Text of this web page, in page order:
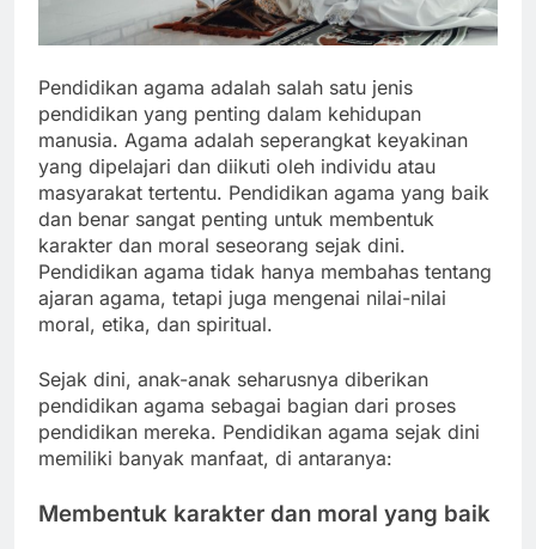
Pendidikan agama adalah salah satu jenis
pendidikan yang penting dalam kehidupan
manusia. Agama adalah seperangkat keyakinan
yang dipelajari dan diikuti oleh individu atau
masyarakat tertentu. Pendidikan agama yang baik
dan benar sangat penting untuk membentuk
karakter dan moral seseorang sejak dini.
Pendidikan agama tidak hanya membahas tentang
ajaran agama, tetapi juga mengenai nilai-nilai
moral, etika, dan spiritual.
Sejak dini, anak-anak seharusnya diberikan
pendidikan agama sebagai bagian dari proses
pendidikan mereka. Pendidikan agama sejak dini
memiliki banyak manfaat, di antaranya:
Membentuk karakter dan moral yang baik